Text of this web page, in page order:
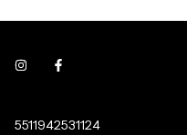
5511942531124